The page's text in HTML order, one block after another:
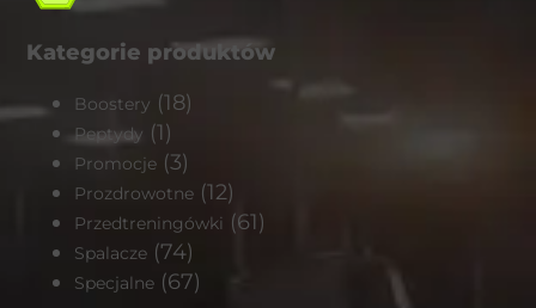
Kategorie produktów
Boostery (18)
Peptydy (1)
Promocje (3)
Prozdrowotne (12)
Przedtreningówki (61)
Spalacze (74)
Specjalne (67)